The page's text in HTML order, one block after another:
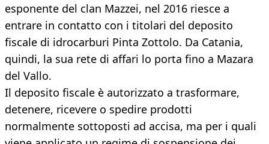
esponente del clan Mazzei, nel 2016 riesce a
entrare in contatto con i titolari del deposito
fiscale di idrocarburi Pinta Zottolo. Da Catania,
quindi, la sua rete di affari lo porta fino a Mazara
del Vallo.
Il deposito fiscale è autorizzato a trasformare,
detenere, ricevere o spedire prodotti
normalmente sottoposti ad accisa, ma per i quali